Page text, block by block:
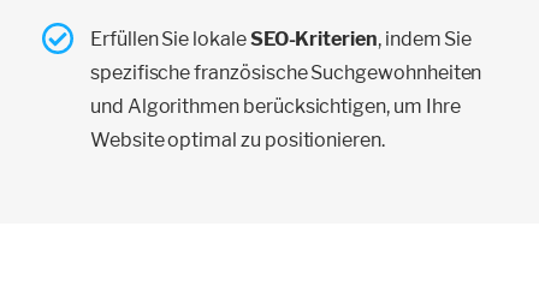
Erfüllen Sie lokaleSEO-Kriterien, indem Sie
spezifische französische Suchgewohnheiten
und Algorithmen berücksichtigen, um Ihre
Website optimal zu positionieren.